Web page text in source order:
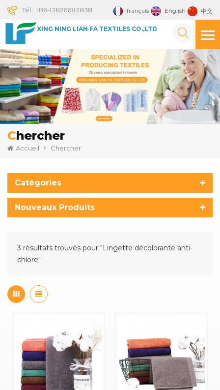
français English 中文
Tél : +86-13826683838
XING NING LIAN FA TEXTILES CO.,LTD
Chercher
Accueil Chercher
Catégories
Nouveaux Produits
3 résultats trouvés pour "Lingette décolorante anti-
chlore"